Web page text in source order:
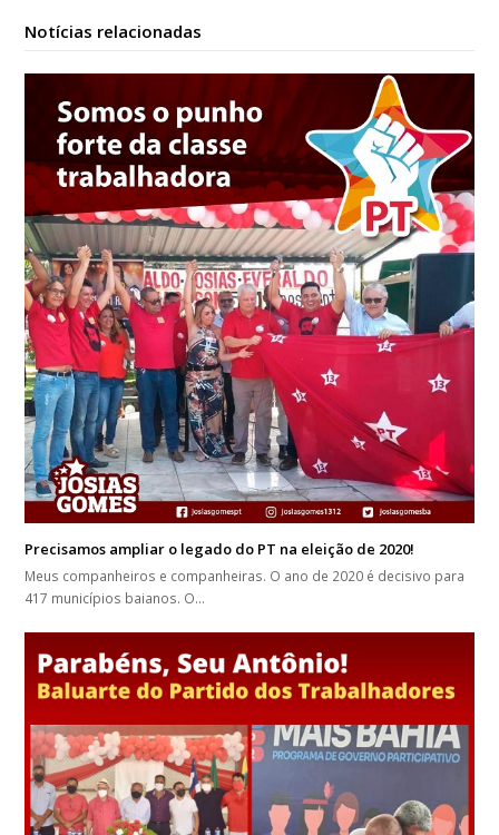
Notícias relacionadas
Precisamos ampliar o legado do PT na eleição de 2020!
Meus companheiros e companheiras. O ano de 2020 é decisivo para
417 municípios baianos. O…